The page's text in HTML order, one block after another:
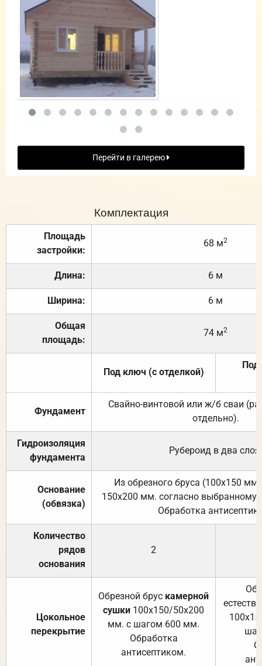
Перейти в галерею
Комплектация
Площадь
застройки:
68 м2
Длина: 6 м
Ширина: 6 м
Общая
площадь:
74 м2
Под ключ (с отделкой)
Под
Фундамент
Свайно-винтовой или ж/б сваи
отдельно).
Гидроизоляция
фундамента
Рубероид в два слоя.
Основание
(обвязка)
Из обрезного бруса (100х150
150х200 мм. согласно выбранному
Обработка
Количество
рядов
основания
2
Цокольное
перекрытие
Обрезной брус камерной
сушки 100х150/50х200
мм. с шагом 600 мм.
Обработка
антисептиком.